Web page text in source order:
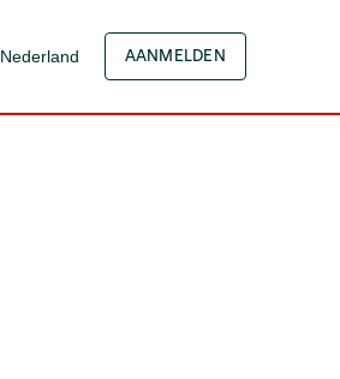
Nederland AANMELDEN